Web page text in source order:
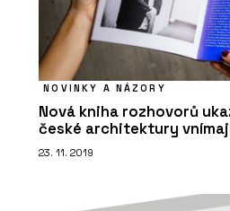
NOVINKY A NÁZORY
Nová kniha rozhovorů
české architektury
23. 11. 2019